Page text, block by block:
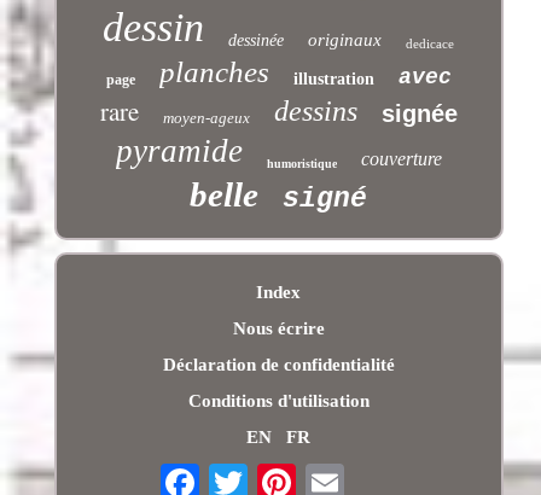
dessin dessinée originaux dedicace
page planches illustration avec
rare moyen-ageux dessins signée
pyramide humoristique couverture
belle signé
Index
Nous écrire
Déclaration de confidentialité
Conditions d'utilisation
EN
FR